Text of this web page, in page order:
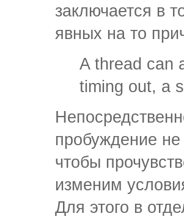
заключается в
явных на то
A thread can
timing out, a
пробуждение не
чтобы
изменим
Для этого в